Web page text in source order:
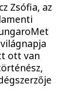
Zsófia, az
ott van